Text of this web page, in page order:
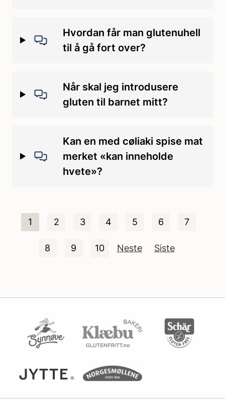
Hvordan får man glutenuhell
til å gå fort over?
Når skal jeg introdusere
gluten til barnet mitt?
Kan en med cøliaki spise mat
merket «kan inneholde
hvete»?
1 2 3 4 5 6 7
8 9 10 Neste Siste